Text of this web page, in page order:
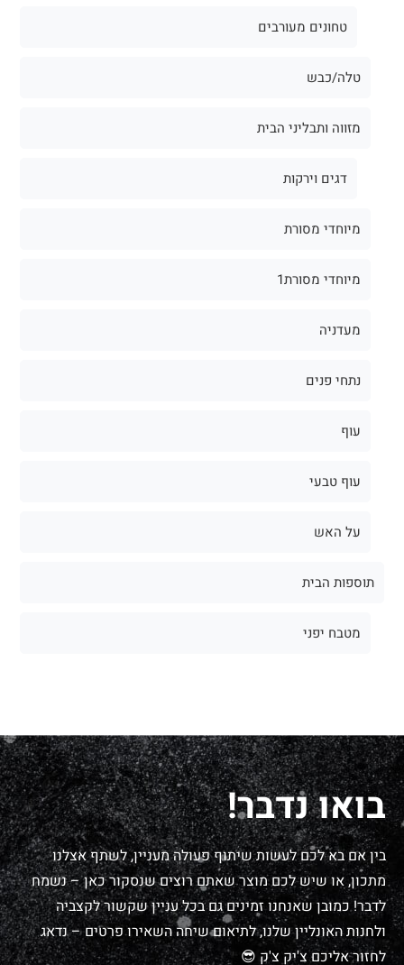
טחונים מעורבים
טלה/כבש
מזווה ותבליני הבית
דגים וירקות
מיוחדי מסורת
מיוחדי מסורת1
מעדניה
נתחי פנים
עוף
עוף טבעי
על האש
תוספות הבית
מטבח יפני
בואו נדבר!
בין אם בא לכם לעשות שיתוף פעולה מעניין, לשתף אצלנו
מתכון, או שיש לכם מוצר שאתם רוצים שנסקור כאן – נשמח
לדבר! כמובן שאנחנו זמינים גם בכל עניין שקשור לקצביה
ולחנות האונליין שלנו, לתיאום שיחה השאירו פרטים – נדאג
לחזור אליכם צ'יק צ'ק 😎